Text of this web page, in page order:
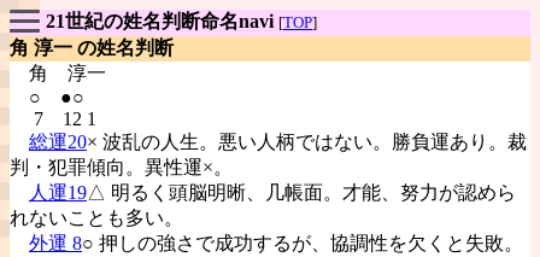
21世紀の姓名判断命名navi [TOP]
角 淳一 の姓名判断
角 淳一
○ ●○
7 12 1
総運20× 波乱の人生。悪い人柄ではない。勝負運あり。裁
判・犯罪傾向。異性運×。
人運19△ 明るく頭脳明晰、几帳面。才能、努力が認めら
れないことも多い。
外運 8○ 押しの強さで成功するが、協調性を欠くと失敗。